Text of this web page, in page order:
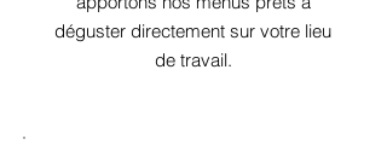
déguster directement sur votre lieu
de travail.